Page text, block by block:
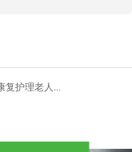
复护理老人...